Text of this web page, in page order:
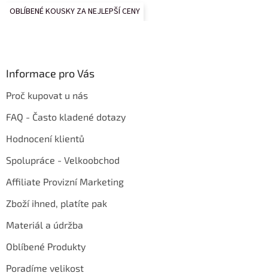
OBLÍBENÉ KOUSKY ZA NEJLEPŠÍ CENY
Informace pro Vás
Proč kupovat u nás
FAQ - Často kladené dotazy
Hodnocení klientů
Spolupráce - Velkoobchod
Affiliate Provizní Marketing
Zboží ihned, platíte pak
Materiál a údržba
Oblíbené Produkty
Poradíme velikost